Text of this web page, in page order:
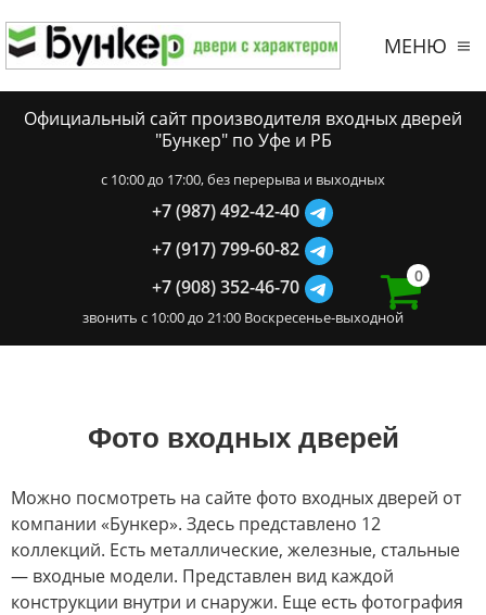
МЕНЮ
Официальный сайт производителя входных дверей
"Бункер" по Уфе и РБ
c 10:00 до 17:00, без перерыва и выходных
+7 (987) 492-42-40
+7 (917) 799-60-82
+7 (908) 352-46-70
звонить с 10:00 до 21:00 Воскресенье-выходной
0
Фото входных дверей
Можно посмотреть на сайте фото входных дверей от
компании «Бункер». Здесь представлено 12
коллекций. Есть металлические, железные, стальные
— входные модели. Представлен вид каждой
конструкции внутри и снаружи. Еще есть фотография